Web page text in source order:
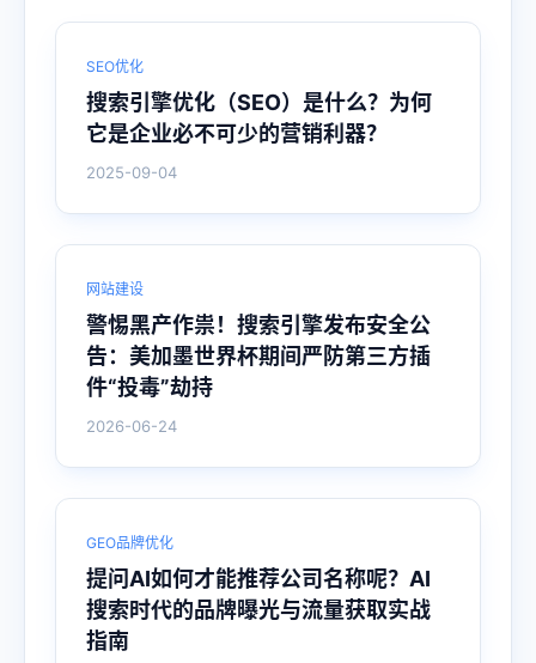
SEO优化
搜索引擎优化（SEO）是什么？为何
它是企业必不可少的营销利器？
2025-09-04
网站建设
警惕黑产作祟！搜索引擎发布安全公
告：美加墨世界杯期间严防第三方插
件“投毒”劫持
2026-06-24
GEO品牌优化
提问AI如何才能推荐公司名称呢？AI
搜索时代的品牌曝光与流量获取实战
指南